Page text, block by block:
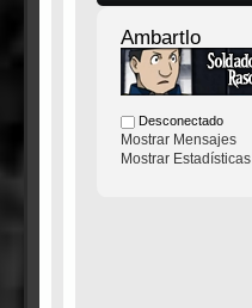
Ambartlo
Desconectado
Mostrar Mensajes
Mostrar Estadísticas